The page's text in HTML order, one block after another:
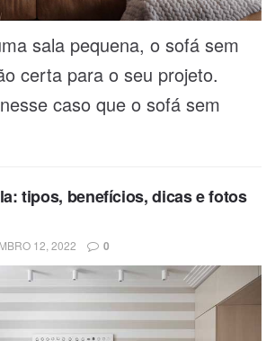
sala pequena, o sofá sem
certa para o seu projeto.
caso que o sofá sem
tipos, benefícios, dicas e fotos
12, 2022 0